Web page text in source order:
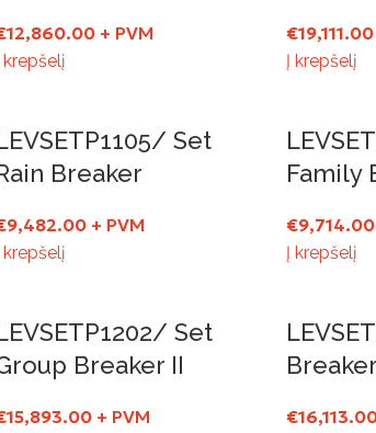
12,860.00+ PVM
krepšelį
€19,111.00
Į krepšelį
Set
Breaker
9,482.00+ PVM
krepšelį
Family
€9,714.00
Į krepšelį
Set
Breaker II
15,893.00+ PVM €